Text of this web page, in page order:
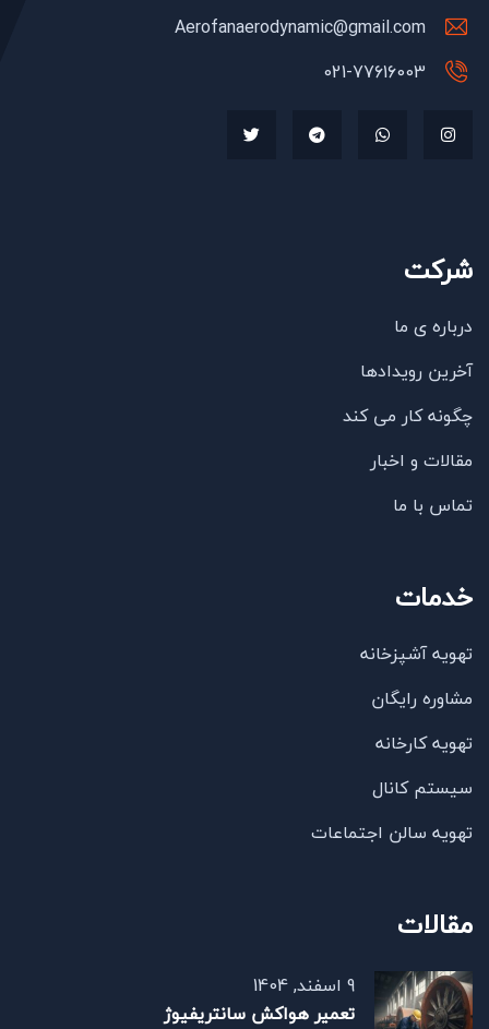
Aerofanaerodynamic@gmail.com
021-77616003
شرکت
درباره ی ما
آخرین رویدادها
چگونه کار می کند
مقالات و اخبار
تماس با ما
خدمات
تهویه آشپزخانه
مشاوره رایگان
تهویه کارخانه
سیستم کانال
تهویه سالن اجتماعات
مقالات
9 اسفند, 1404
تعمیر هواکش سانتریفیوژ